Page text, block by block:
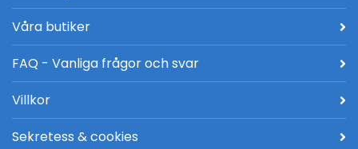
Våra butiker
FAQ - Vanliga frågor och svar
Villkor
Sekretess & cookies